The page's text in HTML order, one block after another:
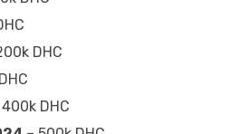
DHC
400k DHC